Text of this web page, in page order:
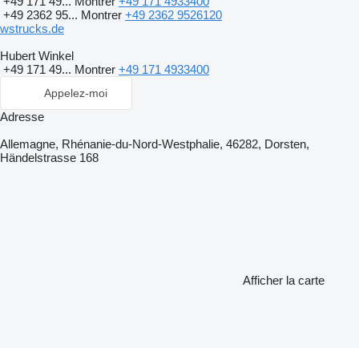
+49 2362 95... Montrer +49 2362 9526120
wstrucks.de
Hubert Winkel
+49 171 49... Montrer +49 171 4933400
Appelez-moi
Adresse
Allemagne, Rhénanie-du-Nord-Westphalie, 46282, Dorsten,
Händelstrasse 168
Afficher la carte